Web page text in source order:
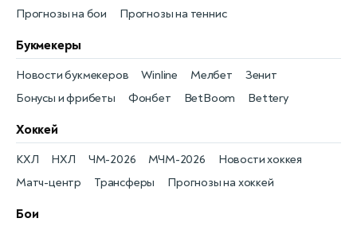
Прогнозы на бои Прогнозы на теннис
Букмекеры
Бонусы и фрибеты
Новости букмекеров
Фонбет
Winline
BetBoom
Мелбет
Bettery
Зенит
Хоккей
Новости хоккея
КХЛ
Матч-центр
НХЛ
Трансферы
ЧМ-2026
Прогнозы на хоккей
МЧМ-2026
Бои